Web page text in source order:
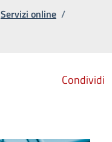
Servizi online /
Condividi